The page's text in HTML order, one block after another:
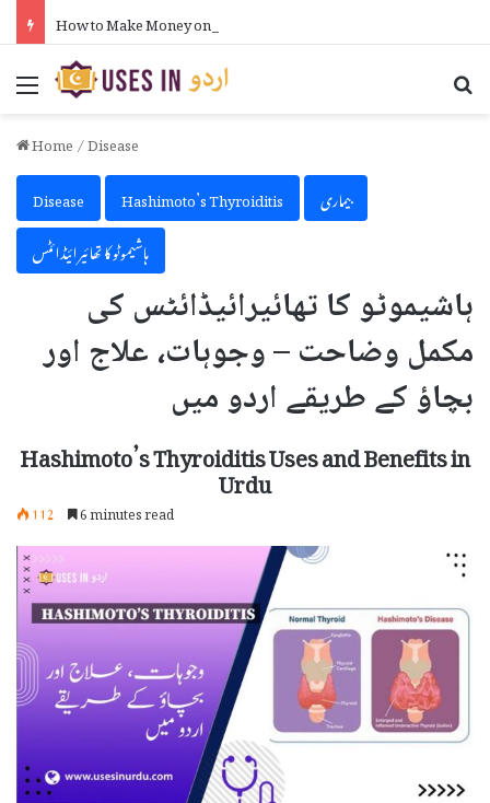
How to Make Money on Telegram in Urdu
Menu
Home/Disease
Disease
Hashimoto’s Thyroiditis
بیماری
ہاشیموٹو کا تھائیرائیڈائٹس
ہاشیموٹو کا تھائیرائیڈائٹس کی
مکمل وضاحت – وجوہات، علاج اور
بچاؤ کے طریقے اردو میں
Hashimoto’s Thyroiditis Uses and Benefits in
Urdu
112 6 minutes read